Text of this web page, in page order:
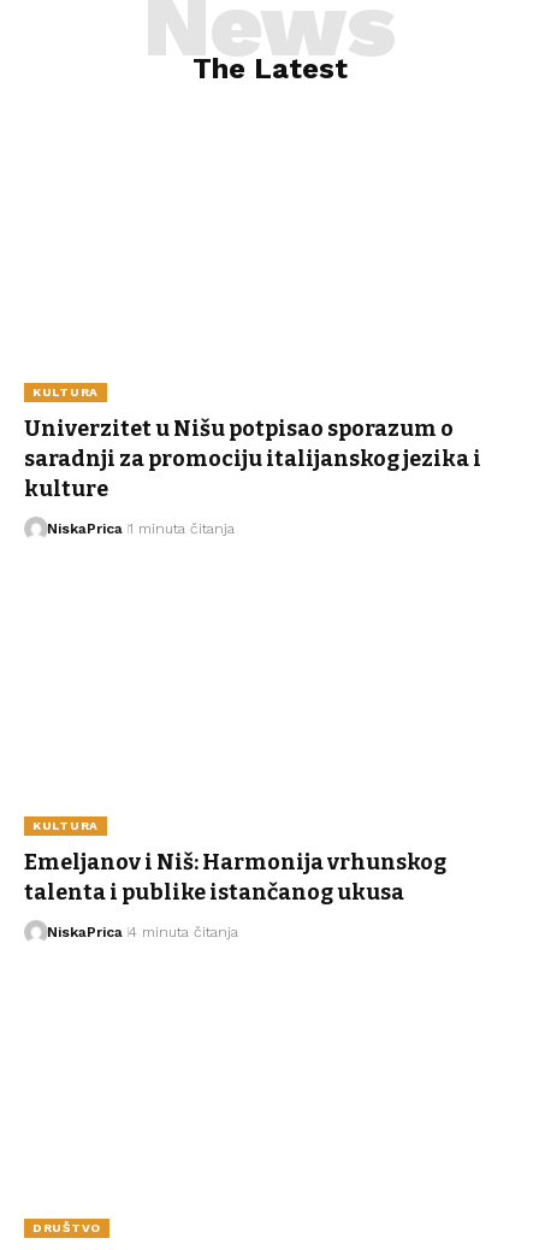
The Latest
News
KULTURA
Univerzitet u Nišu potpisao sporazum o
saradnji za promociju italijanskog jezika i
kulture
NiskaPrica 1 minuta čitanja
KULTURA
Emeljanov i Niš: Harmonija vrhunskog
talenta i publike istančanog ukusa
NiskaPrica 4 minuta čitanja
DRUŠTVO